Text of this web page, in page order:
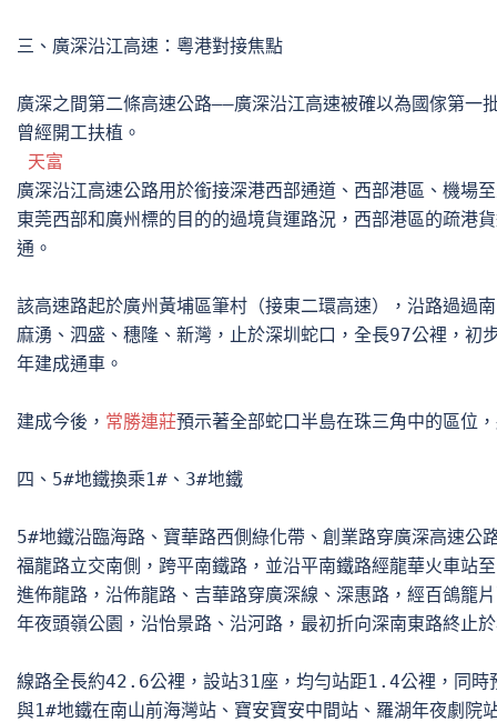
三、廣深沿江高速：粵港對接焦點
廣深之間第二條高速公路——廣深沿江高速被確以為國傢第一
曾經開工扶植。
天富
廣深沿江高速公路用於銜接深港西部通道、西部港區、機場
東莞西部和廣州標的目的的過境貨運路況，西部港區的疏港
通。
該高速路起於廣州黃埔區筆村（接東二環高速），沿路過過
麻湧、泗盛、穗隆、新灣，止於深圳蛇口，全長97公裡，初
年建成通車。
建成今後， 常勝連莊預示著全部蛇口半島在珠三角中的區位
四、5#地鐵換乘1#、3#地鐵
5#地鐵沿臨海路、寶華路西側綠化帶、創業路穿廣深高速公
福龍路立交南側，跨平南鐵路，並沿平南鐵路經龍華火車站
進佈龍路，沿佈龍路、吉華路穿廣深線、深惠路，經百鴿籠
年夜頭嶺公園，沿怡景路、沿河路，最初折向深南東路終止
線路全長約42.6公裡，設站31座，均勻站距1.4公裡，同時
與1#地鐵在南山前海灣站、寶安寶安中間站、羅湖年夜劇院